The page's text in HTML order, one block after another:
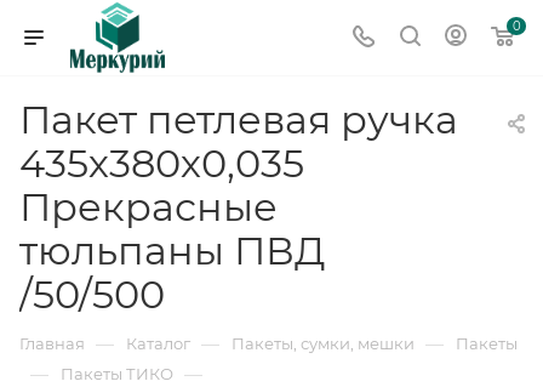
0
Пакет петлевая ручка
435х380х0,035
Прекрасные
тюльпаны ПВД
/50/500
Главная — Каталог — Пакеты, сумки, мешки — Пакеты
— Пакеты ТИКО —